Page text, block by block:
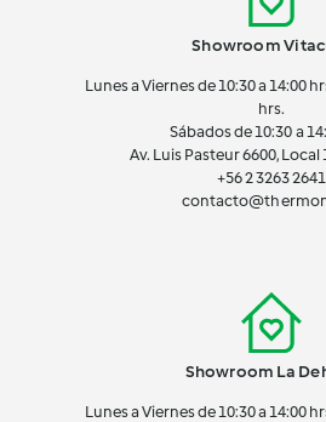
Showroom
Lunes a Viernes de 10:30 a 14:00
hrs.
Sábados de 10:30 a
Av. Luis Pasteur 6600, Local
+56 2 3263 2641
Showroom La
Lunes a Viernes de 10:30 a 14:00